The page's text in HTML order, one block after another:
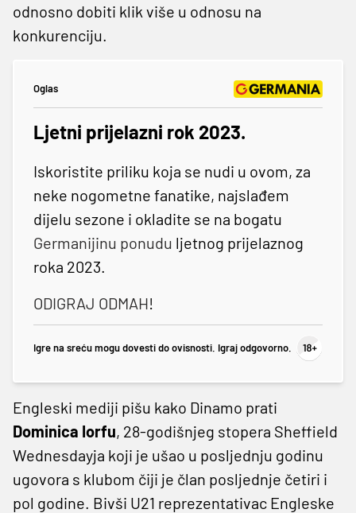
odnosno dobiti klik više u odnosu na
konkurenciju.
Oglas
Ljetni prijelazni rok 2023.
Iskoristite priliku koja se nudi u ovom, za
neke nogometne fanatike, najslađem
dijelu sezone i okladite se na bogatu
Germanijinu ponudu ljetnog prijelaznog
roka 2023.
ODIGRAJ ODMAH!
Igre na sreću mogu dovesti do ovisnosti. Igraj odgovorno.
Engleski mediji pišu kako Dinamo prati
Dominica Iorfu, 28-godišnjeg stopera Sheffield
Wednesdayja koji je ušao u posljednju godinu
ugovora s klubom čiji je član posljednje četiri i
pol godine. Bivši U21 reprezentativac Engleske